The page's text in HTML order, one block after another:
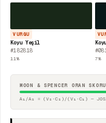
VURGU
Koyu Yeşil
#182818
11% 7%
MOON & SPENCER ORAN SKORU
A₁/A₂ = (V₂·C₂)/(V₁·C₁) —